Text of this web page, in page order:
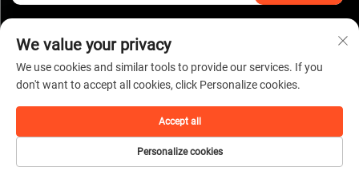
STUPITE U VEZU S NAMA
Adresa:
округ Пингшан, град Шенжен, провинција Гуангдун
Pozovite sada:
+86-0755-27095786
We value your privacy
We use cookies and similar tools to provide our services. If you
don't want to accept all cookies, click Personalize cookies.
Personalize cookies
Accept all